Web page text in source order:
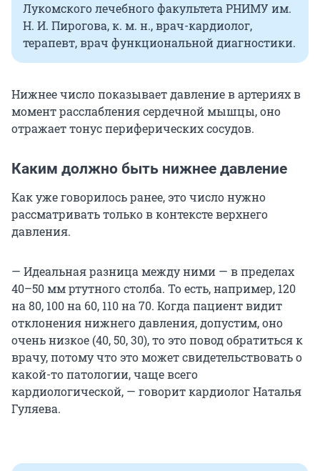
Лукомского лечебного факультета РНИМУ им.
Н. И. Пирогова, к. м. н., врач-кардиолог,
терапевт, врач функциональной диагностики.
Нижнее число показывает давление в артериях в
момент расслабления сердечной мышцы, оно
отражает тонус периферических сосудов.
Каким должно быть нижнее давление
Как уже говорилось ранее, это число нужно
рассматривать только в контексте верхнего
давления.
— Идеальная разница между ними — в пределах
40–50 мм ртутного столба. То есть, например, 120
на 80, 100 на 60, 110 на 70. Когда пациент видит
отклонения нижнего давления, допустим, оно
очень низкое (40, 50, 30), то это повод обратиться к
врачу, потому что это может свидетельствовать о
какой-то патологии, чаще всего
кардиологической, — говорит кардиолог Наталья
Гуляева.